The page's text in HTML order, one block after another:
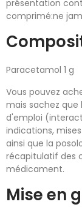
présentation
comprimé:ne
Paracetamol 1 g
Vous pouvez
mais sachez
d'emploi
indications,
ainsi que la
récapitulatif des
médicament.
Mise en